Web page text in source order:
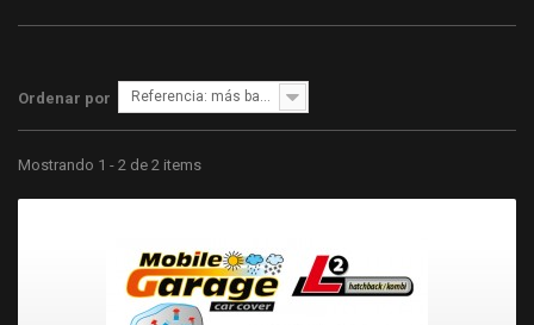
Ordenar por Referencia: más bajo primero
Mostrando 1 - 2 de 2 items